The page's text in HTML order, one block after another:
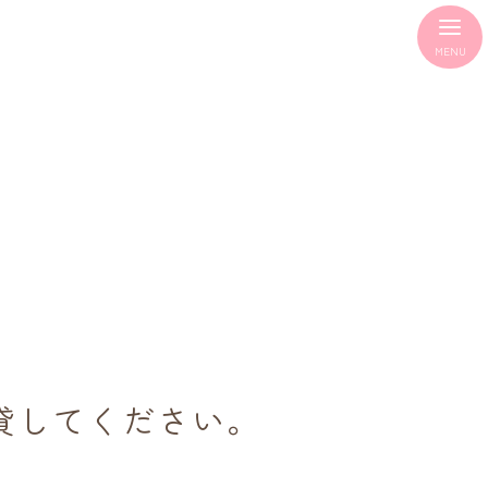
てください。